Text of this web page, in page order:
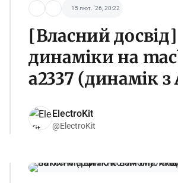
15 лют. '26, 20:22
[Власний
динаміки на
a2337 (динамік з
ElectroKit
@ElectroKit